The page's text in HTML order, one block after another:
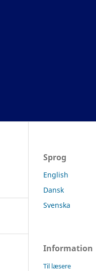
Sprog
English
Dansk
Svenska
Information
Til læsere